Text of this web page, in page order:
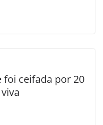
foi ceifada por 20